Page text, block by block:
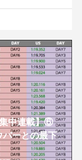
中連載】⑥
バーとの最下